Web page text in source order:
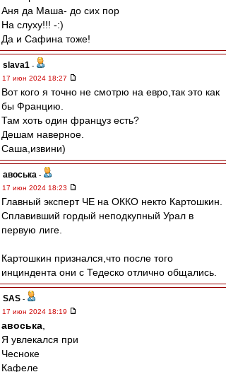
Аня да Маша- до сих пор
На слуху!!! -:)
Да и Сафина тоже!
slava1 -
17 июн 2024 18:27
Вот кого я точно не смотрю на евро,так это как
бы Францию.
Там хоть один француз есть?
Дешам наверное.
Саша,извини)
авоська -
17 июн 2024 18:23
Главный эксперт ЧЕ на ОККО некто Картошкин.
Сплавивший гордый неподкупный Урал в
первую лиге.
Картошкин признался,что после того
инциндента они с Тедеско отлично общались.
SAS -
17 июн 2024 18:19
авоська
Я увлекался при
Чесноке
Кафеле